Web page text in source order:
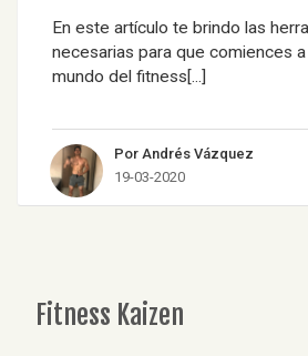
En este artículo te brindo las
necesarias para que comiences
mundo del fitness[...]
Por Andrés Vázquez
19-03-2020
Fitness Kaizen